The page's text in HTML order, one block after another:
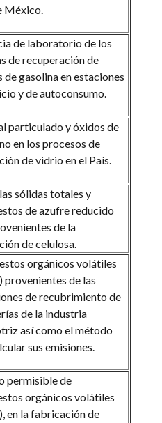
México.
de laboratorio de los
de recuperación de
de gasolina en estaciones
y de autoconsumo.
particulado y óxidos de
en los procesos de
de vidrio en el País.
sólidas totales y
de azufre reducido
de la
de celulosa.
orgánicos volátiles
provenientes de las
de recubrimiento de
de la industria
así como el método
sus emisiones.
permisible de
orgánicos volátiles
en la fabricación de